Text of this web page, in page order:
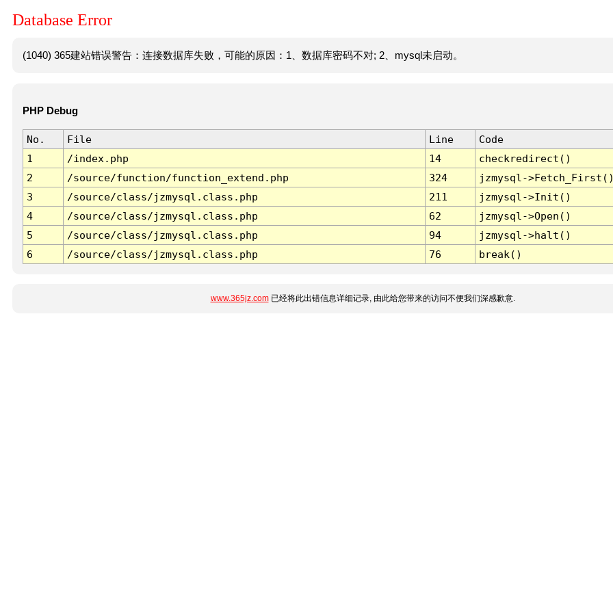
Database Error
(1040) 365建站错误警告：连接数据库失败，可能的原因：1、数据库密码不对; 2、mysql未启动。
PHP Debug
No. File Line
Code
1
/index.php 14
checkredirect()
2
/source/function/function_extend.php 324
jzmysql-
3
/source/class/jzmysql.class.php 211
jzmysql->Init()
4
/source/class/jzmysql.class.php 62
jzmysql->Open()
5
/source/class/jzmysql.class.php 94
jzmysql->halt()
6
/source/class/jzmysql.class.php 76 break()
www.365jz.com已经将此出错信息详细记录, 由此给您带来的访问不便我们深感歉意.